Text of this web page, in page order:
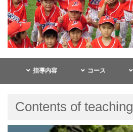
指導内容 コース
Contents of teaching